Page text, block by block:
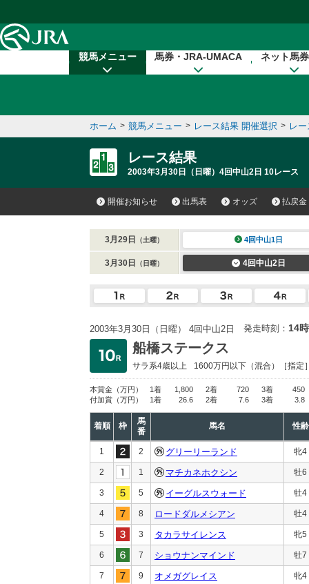
競馬メニュー 馬券・JRA-UMACA ネット馬
ホーム > 競馬メニュー > レース結果 開催選択 > レ
レース結果
2003年3月30日（日曜）4回中山2日 10レース
開催お知らせ 出馬表 オッズ 払戻金
3月29日 （土曜） 4回中山1日
3月30日 （日曜） 4回中山2日
2003年3月30日（日曜） 4回中山2日 発走時刻： 14
船橋ステークス
サラ系4歳以上 1600万円以下 （混合）［指定
本賞金 （万円） 1着 1,800 2着 720 3着
450
付加賞 （万円） 1着 26.6 2着 7.6 3着 3.8
着順 枠
馬
番
馬名 性齢
1 2 グリーリーランド 牝4
2 1 マチカネホクシン 牡6
3 5 イーグルスウォード 牡4
4 8 ロードダルメシアン 牡4
5 3 タカラサイレンス 牝5
6 7 ショウナンマインド 牡7
7 9 オメガグレイス 牝4